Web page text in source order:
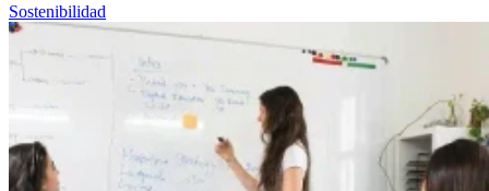
Sostenibilidad